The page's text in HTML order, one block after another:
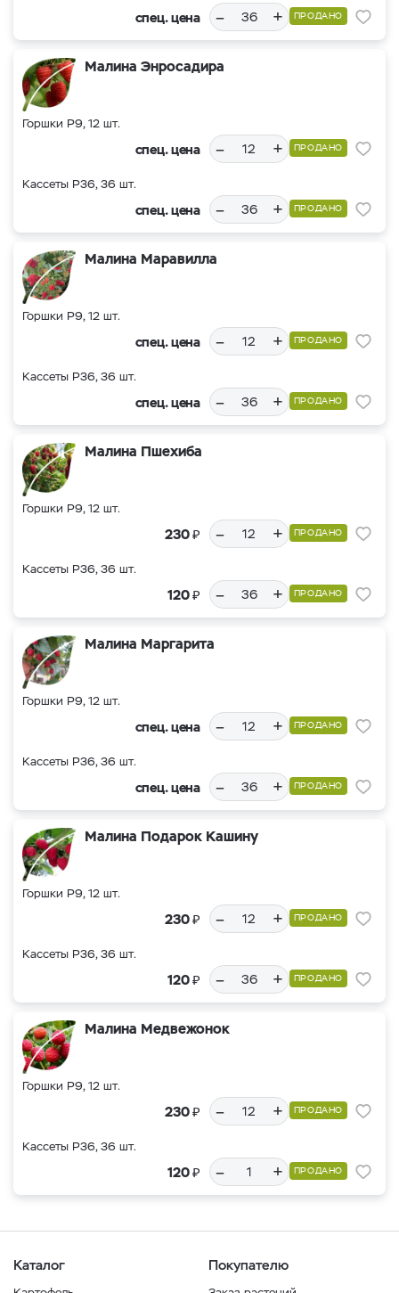
спец. цена – + ПРОДАНО
Малина Энросадира
Горшки Р9, 12 шт.
спец. цена – + ПРОДАНО
Кассеты Р36, 36 шт.
спец. цена – + ПРОДАНО
Малина Маравилла
Горшки Р9, 12 шт.
спец. цена – + ПРОДАНО
Кассеты Р36, 36 шт.
спец. цена – + ПРОДАНО
Малина Пшехиба
Горшки Р9, 12 шт.
230₽ – + ПРОДАНО
Кассеты Р36, 36 шт.
120₽ – + ПРОДАНО
Малина Маргарита
Горшки Р9, 12 шт.
спец. цена – + ПРОДАНО
Кассеты Р36, 36 шт.
спец. цена – + ПРОДАНО
Малина Подарок Кашину
Горшки Р9, 12 шт.
230₽ – + ПРОДАНО
Кассеты Р36, 36 шт.
120₽ – + ПРОДАНО
Малина Медвежонок
Горшки Р9, 12 шт.
230₽ – + ПРОДАНО
Кассеты Р36, 36 шт.
120₽ – + ПРОДАНО
Каталог Покупателю